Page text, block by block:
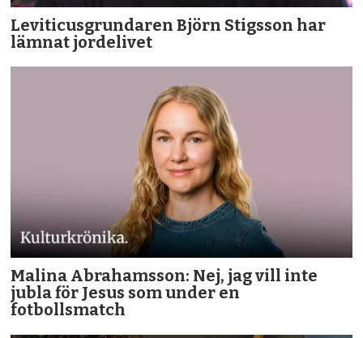
Leviticusgrundaren Björn Stigsson har
lämnat jordelivet
Malina Abrahamsson: Nej, jag vill inte
jubla för Jesus som under en
fotbollsmatch